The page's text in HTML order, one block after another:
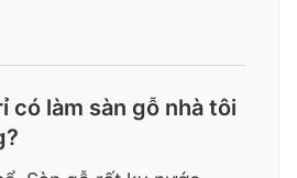
có làm sàn gỗ nhà tôi